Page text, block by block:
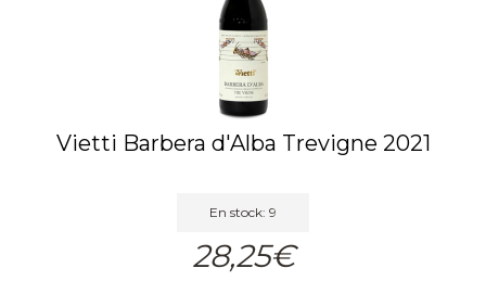
Vietti Barbera d'Alba Trevigne 2021
En stock: 9
28,25€